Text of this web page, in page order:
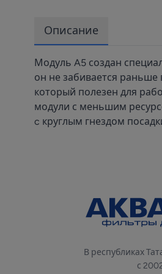
Описание
Модуль A5 создан
он не забивается
который полезен для
модули с меньшим
c круглым гнездом
В республиках
с